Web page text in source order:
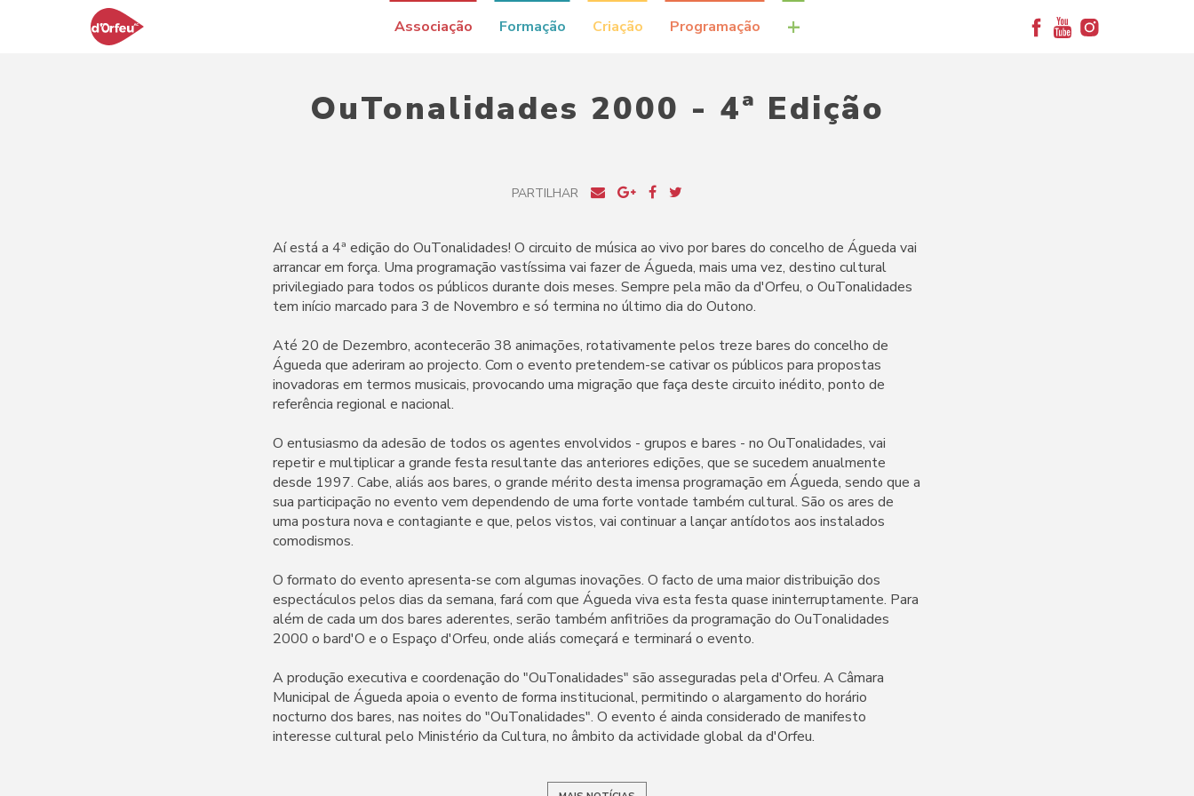
Associação Formação Criação Programação +
OuTonalidades 2000 - 4ª Edição
PARTILHAR
Aí está a 4ª edição do OuTonalidades! O circuito de música ao vivo por bares do concelho de Águeda vai
arrancar em força. Uma programação vastíssima vai fazer de Águeda, mais uma vez, destino cultural
privilegiado para todos os públicos durante dois meses. Sempre pela mão da d'Orfeu, o OuTonalidades
tem início marcado para 3 de Novembro e só termina no último dia do Outono.
Até 20 de Dezembro, acontecerão 38 animações, rotativamente pelos treze bares do concelho de
Águeda que aderiram ao projecto. Com o evento pretendem-se cativar os públicos para propostas
inovadoras em termos musicais, provocando uma migração que faça deste circuito inédito, ponto de
referência regional e nacional.
O entusiasmo da adesão de todos os agentes envolvidos - grupos e bares - no OuTonalidades, vai
repetir e multiplicar a grande festa resultante das anteriores edições, que se sucedem anualmente
desde 1997. Cabe, aliás aos bares, o grande mérito desta imensa programação em Águeda, sendo que a
sua participação no evento vem dependendo de uma forte vontade também cultural. São os ares de
uma postura nova e contagiante e que, pelos vistos, vai continuar a lançar antídotos aos instalados
comodismos.
O formato do evento apresenta-se com algumas inovações. O facto de uma maior distribuição dos
espectáculos pelos dias da semana, fará com que Águeda viva esta festa quase ininterruptamente. Para
além de cada um dos bares aderentes, serão também anfitriões da programação do OuTonalidades
2000 o bard'O e o Espaço d'Orfeu, onde aliás começará e terminará o evento.
A produção executiva e coordenação do "OuTonalidades" são asseguradas pela d'Orfeu. A Câmara
Municipal de Águeda apoia o evento de forma institucional, permitindo o alargamento do horário
nocturno dos bares, nas noites do "OuTonalidades". O evento é ainda considerado de manifesto
interesse cultural pelo Ministério da Cultura, no âmbito da actividade global da d'Orfeu.